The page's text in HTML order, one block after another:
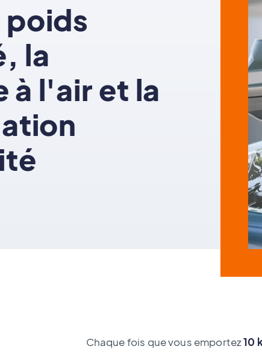
poids
la
à l'air et la
Chaque fois que vous emportez10